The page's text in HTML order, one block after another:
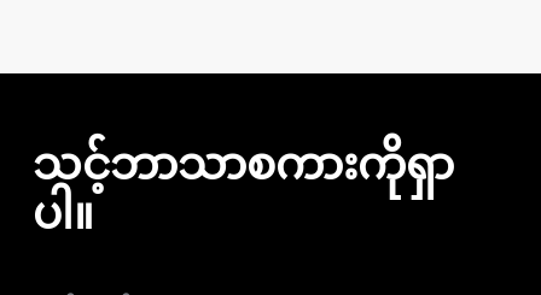
သင့်ဘာသာစကားကိုရှာ
ပါ။